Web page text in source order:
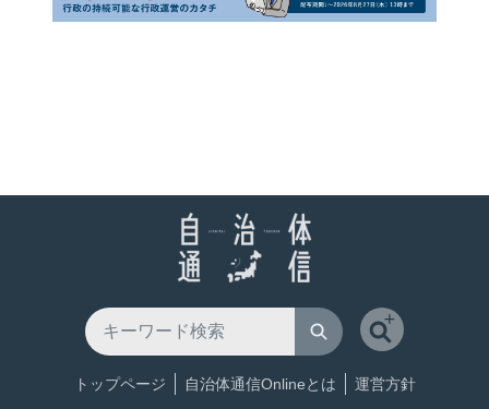
トップページ 自治体通信Onlineとは 運営方針